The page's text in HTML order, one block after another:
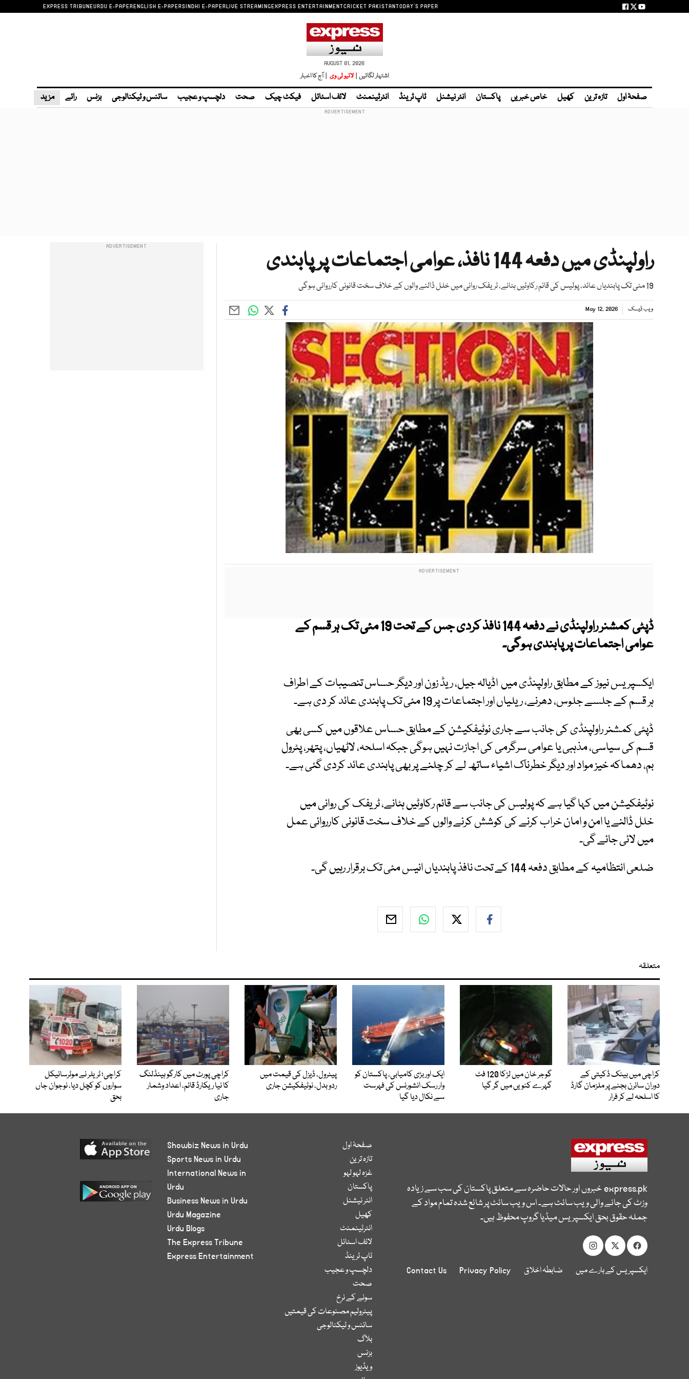
EXPRESS TRIBUNEURDU E-PAPERENGLISH E-PAPERSINDHI E-PAPERLIVE STREAMINGEXPRESS ENTERTAINMENTCRICKET PAKISTANTODAY'S PAPER
AUGUST 01, 2026
اشتہار لگائیں | لائیو ٹی وی | آج کا اخبار
صفحۂ اول تازہ ترین کھیل خاص خبریں پاکستان انٹر نیشنل ٹاپ ٹرینڈ انٹرٹینمنٹ لائف اسٹائل فیکٹ چیک صحت دلچسپ و عجیب سائنس و ٹیکنالوجی بزنس رائے مزید
راولپنڈی میں دفعہ 144 نافذ، عوامی اجتماعات پر پابندی
19 مئی تک پابندیاں عائد، پولیس کی قائم رکاوٹیں ہٹانے، ٹریفک روانی میں خلل ڈالنے والوں کے خلاف سخت قانونی کارروائی ہوگی
ویب ڈیسک May 12, 2026
ڈپٹی کمشنر راولپنڈی نے دفعہ 144 نافذ کردی جس کے تحت 19 مئی تک ہر قسم کے
عوامی اجتماعات پر پابندی ہوگی۔
ایکسپریس نیوز کے مطابق راولپنڈی میں اڈیالہ جیل، ریڈ زون اور دیگر حساس تنصیبات کے اطراف
ہر قسم کے جلسے جلوس، دھرنے، ریلیاں اور اجتماعات پر 19 مئی تک پابندی عائد کر دی ہے۔
ڈپٹی کمشنر راولپنڈی کی جانب سے جاری نوٹیفکیشن کے مطابق حساس علاقوں میں کسی بھی
قسم کی سیاسی، مذہبی یا عوامی سرگرمی کی اجازت نہیں ہوگی جبکہ اسلحہ، لاٹھیاں، پتھر، پٹرول
بم، دھماکہ خیز مواد اور دیگر خطرناک اشیاء ساتھ لے کر چلنے پر بھی پابندی عائد کردی گئی ہے۔
نوٹیفکیشن میں کہا گیا ہے کہ پولیس کی جانب سے قائم رکاوٹیں ہٹانے، ٹریفک کی روانی میں
خلل ڈالنے یا امن و امان خراب کرنے کی کوشش کرنے والوں کے خلاف سخت قانونی کارروائی عمل
میں لائی جائے گی۔
ضلعی انتظامیہ کے مطابق دفعہ 144 کے تحت نافذ پابندیاں انیس مئی تک برقرار رہیں گی۔
متعلقہ
کراچی میں بینک ڈکیتی کے
دوران سائرن بجنے پر ملزمان گارڈ
کا اسلحہ لے کر فرار
گوجر خان میں لڑکا 120 فٹ
گہرے کنویں میں گر گیا
ایک اور بڑی کامیابی، پاکستان کو
وار رسک انشورنس کی فہرست
سے نکال دیا گیا
پیٹرول، ڈیزل کی قیمت میں
ردوبدل، نوٹیفکیشن جاری
کراچی پورٹ میں کارگو ہینڈلنگ
کا نیا ریکارڈ قائم، اعداد وشمار
جاری
کراچی؛ ٹریلر نے موٹرسائیکل
سواروں کو کچل دیا، نوجوان جاں
بحق
express.pkخبروں اور حالات حاضرہ سے متعلق پاکستان کی سب سے زیادہ
وزٹ کی جانے والی ویب سائٹ ہے۔ اس ویب سائٹ پر شائع شدہ تمام مواد کے
جملہ حقوق بحق ایکسپریس میڈیا گروپ محفوظ ہیں۔
ایکسپریس کے بارے میں ضابطہ اخلاق Privacy Policy
Contact Us
صفحۂ اول
تازہ ترین
غزہ لہو لہو
پاکستان
انٹر نیشنل
کھیل
انٹرٹینمنٹ
لائف اسٹائل
ٹاپ ٹرینڈ
دلچسپ و عجیب
صحت
سونے کے نرخ
پیٹرولیم مصنوعات کی قیمتیں
سائنس و ٹیکنالوجی
بلاگ
بزنس
ویڈیوز
Showbiz News in Urdu
Sports News in Urdu
International News in
Urdu
Business News in Urdu
Urdu Magazine
Urdu Blogs
The Express Tribune
Express Entertainment